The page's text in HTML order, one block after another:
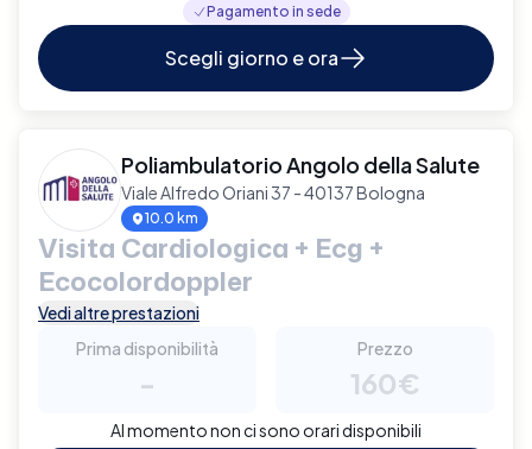
Pagamento in sede
Scegli giorno e ora
Poliambulatorio Angolo della Salute
Viale Alfredo Oriani 37 - 40137 Bologna
10.0 km
Visita Cardiologica + Ecg +
Ecocolordoppler
Vedi altre prestazioni
Prima disponibilità
-
Prezzo
160€
Al momento non ci sono orari disponibili